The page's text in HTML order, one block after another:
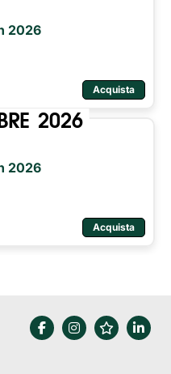
2026
Acquista
2026
2026
Acquista